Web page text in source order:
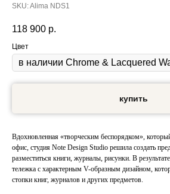
SKU:Alima NDS1
118 900 р.
Цвет
купить
Вдохновленная «творческим беспорядком»,
офис, студия Note Design Studio решила создать
разместиться книги, журналы, рисунки. В
тележка с характерным V-образным дизайном,
стопки книг, журналов и других предметов.